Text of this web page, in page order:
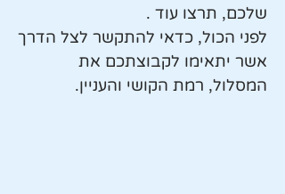
שלכם, תרצו עוד .
לפני הכול, כדאי להתקשר לצל הדרך
אשר יתאימו לקבוצתכם את
המסלול, רמת הקושי והעניין.